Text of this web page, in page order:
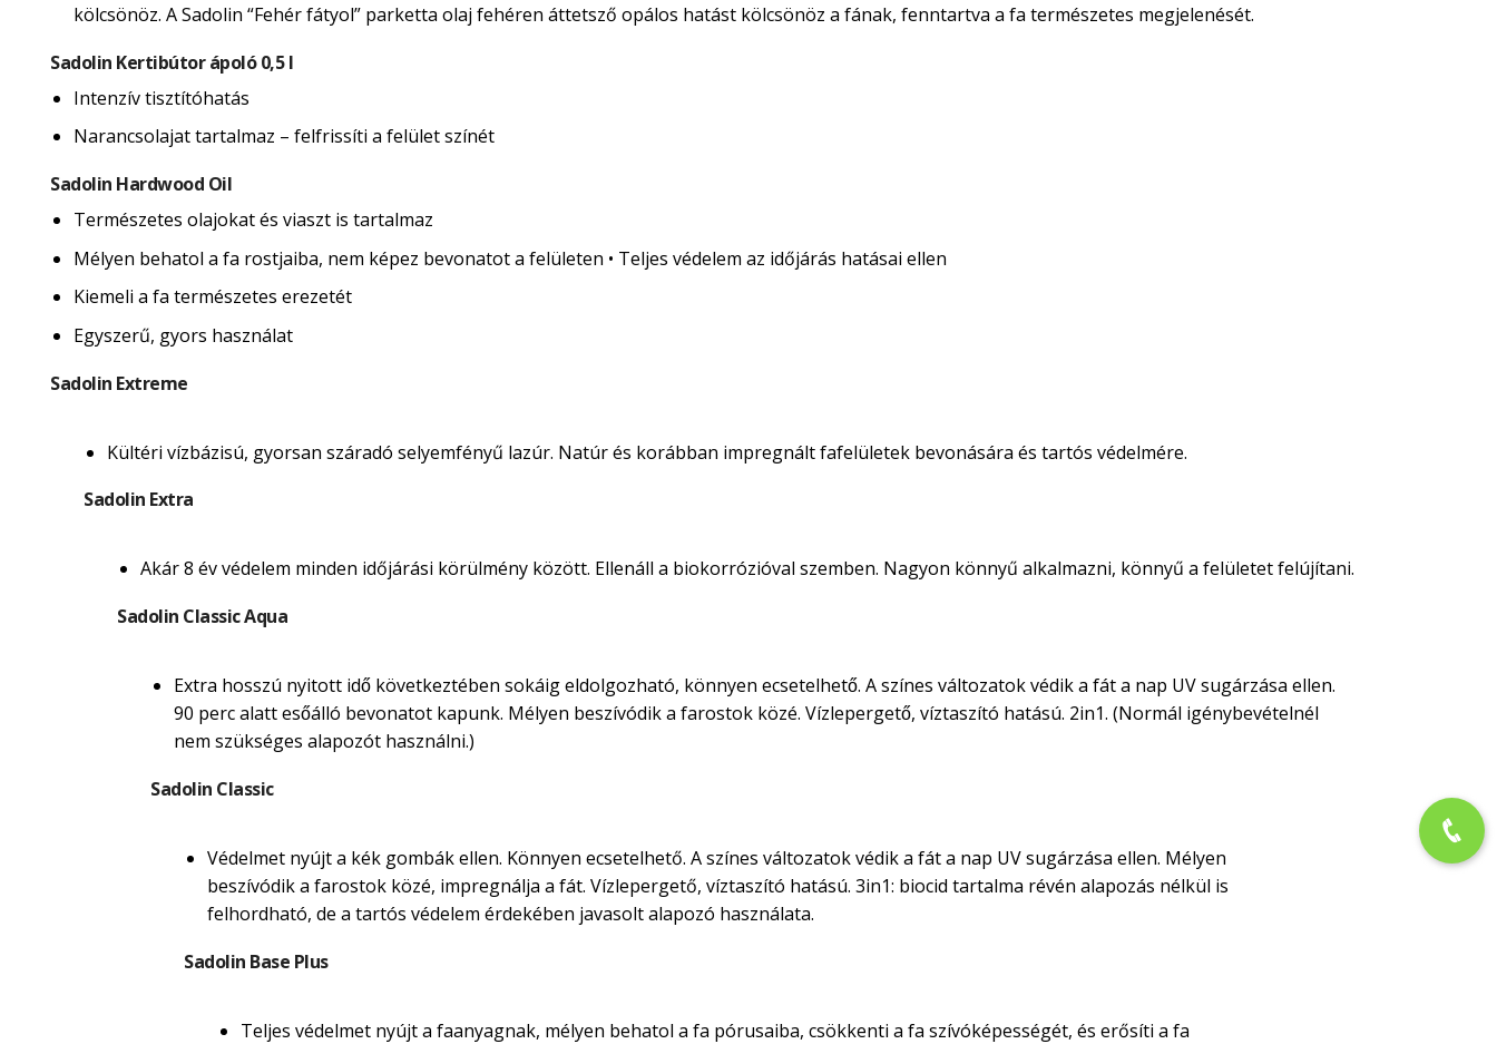
kölcsönöz. A Sadolin “Fehér fátyol” parketta olaj fehéren áttetsző opálos hatást kölcsönöz a fának, fenntartva a fa természetes megjelenését.
Sadolin Kertibútor ápoló 0,5 l
Intenzív tisztítóhatás
Narancsolajat tartalmaz – felfrissíti a felület színét
Sadolin Hardwood Oil
Természetes olajokat és viaszt is tartalmaz
Mélyen behatol a fa rostjaiba, nem képez bevonatot a felületen • Teljes védelem az időjárás hatásai ellen
Kiemeli a fa természetes erezetét
Egyszerű, gyors használat
Sadolin Extreme
Kültéri vízbázisú, gyorsan száradó selyemfényű lazúr. Natúr és korábban impregnált fafelületek bevonására és tartós védelmére.
Sadolin Extra
Akár 8 év védelem minden időjárási körülmény között. Ellenáll a biokorrózióval szemben. Nagyon könnyű alkalmazni, könnyű a felületet felújítani.
Sadolin Classic Aqua
Extra hosszú nyitott idő következtében sokáig eldolgozható, könnyen ecsetelhető. A színes változatok védik a fát a nap UV sugárzása ellen.
90 perc alatt esőálló bevonatot kapunk. Mélyen beszívódik a farostok közé. Vízlepergető, víztaszító hatású. 2in1. (Normál igénybevételnél
nem szükséges alapozót használni.)
Sadolin Classic
Védelmet nyújt a kék gombák ellen. Könnyen ecsetelhető. A színes változatok védik a fát a nap UV sugárzása ellen. Mélyen
beszívódik a farostok közé, impregnálja a fát. Vízlepergető, víztaszító hatású. 3in1: biocid tartalma révén alapozás nélkül is
felhordható, de a tartós védelem érdekében javasolt alapozó használata.
Sadolin Base Plus
Teljes védelmet nyújt a faanyagnak, mélyen behatol a fa pórusaiba, csökkenti a fa szívóképességét, és erősíti a fa